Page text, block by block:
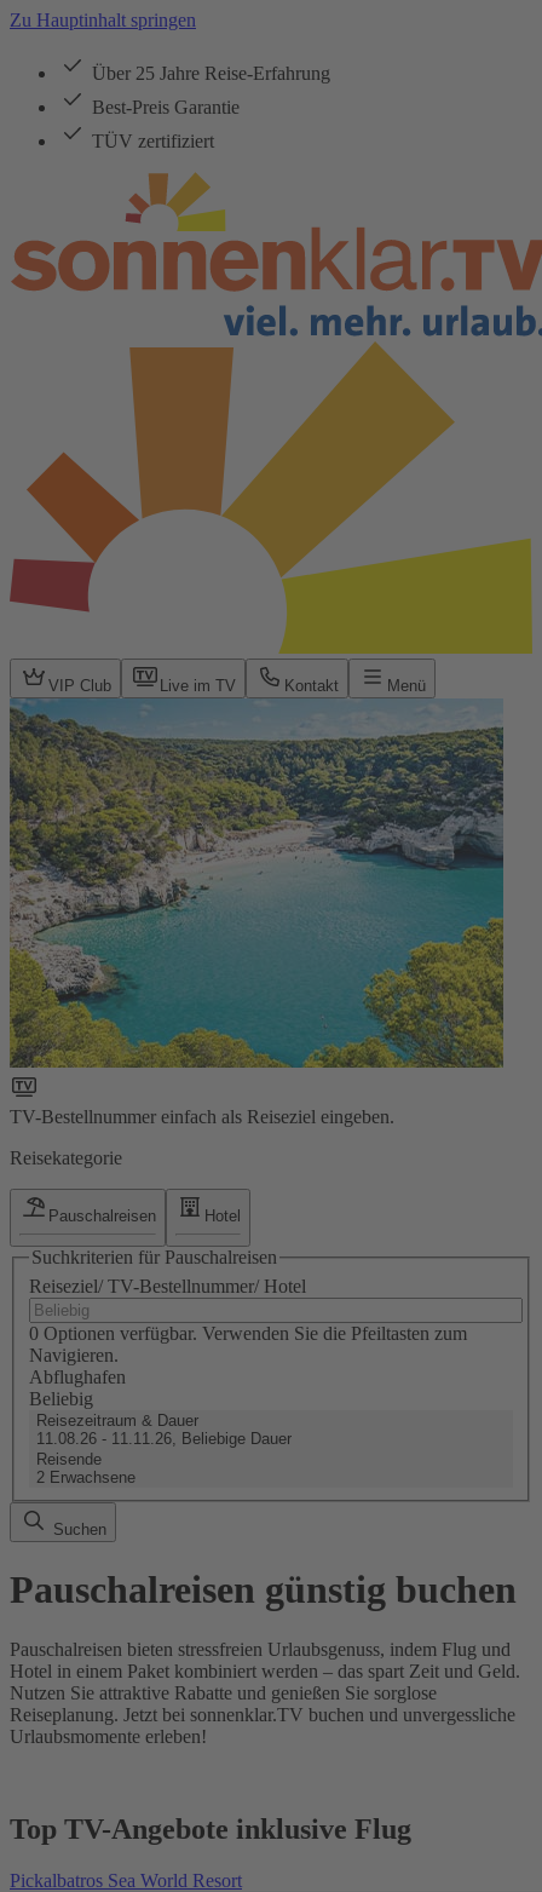
Zu Hauptinhalt springen
Über 25 Jahre Reise-Erfahrung
Best-Preis Garantie
TÜV zertifiziert
VIP Club Live im TV Kontakt Menü
TV-Bestellnummer einfach als Reiseziel eingeben.
Reisekategorie
Pauschalreisen Hotel
Suchkriterien für Pauschalreisen
Reiseziel/ TV-Bestellnummer/ Hotel
0 Optionen verfügbar. Verwenden Sie die Pfeiltasten zum
Navigieren.
Abflughafen
Beliebig
Reisezeitraum & Dauer
11.08.26 - 11.11.26, Beliebige Dauer
Reisende
2 Erwachsene
Suchen
Pauschalreisen günstig buchen
Pauschalreisen bieten stressfreien Urlaubsgenuss, indem Flug und
Hotel in einem Paket kombiniert werden – das spart Zeit und Geld.
Nutzen Sie attraktive Rabatte und genießen Sie sorglose
Reiseplanung. Jetzt bei sonnenklar.TV buchen und unvergessliche
Urlaubsmomente erleben!
Top TV-Angebote inklusive Flug
Pickalbatros Sea World Resort